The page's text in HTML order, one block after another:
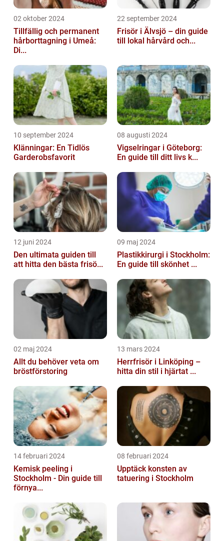
02 oktober 2024
Tillfällig och permanent
hårborttagning i Umeå:
Di...
22 september 2024
Frisör i Älvsjö – din guide
till lokal hårvård och...
10 september 2024
Klänningar: En Tidlös
Garderobsfavorit
08 augusti 2024
Vigselringar i Göteborg:
En guide till ditt livs k...
12 juni 2024
Den ultimata guiden till
att hitta den bästa frisö...
09 maj 2024
Plastikkirurgi i Stockholm:
En guide till skönhet ...
02 maj 2024
Allt du behöver veta om
bröstförstoring
13 mars 2024
Herrfrisör i Linköping –
hitta din stil i hjärtat ...
14 februari 2024
Kemisk peeling i
Stockholm - Din guide till
förnya...
08 februari 2024
Upptäck konsten av
tatuering i Stockholm